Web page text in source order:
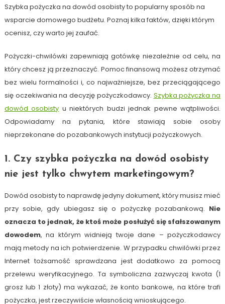
Szybka pożyczka na dowód osobisty to popularny sposób na
wsparcie domowego budżetu. Poznaj kilka faktów, dzięki którym
ocenisz, czy warto jej zaufać.
Pożyczki-chwilówki zapewniają gotówkę niezależnie od celu, na
który chcesz ją przeznaczyć. Pomoc finansową możesz otrzymać
bez wielu formalności i, co najważniejsze, bez przeciągającego
się oczekiwania na decyzję pożyczkodawcy. Szybka pożyczka na
dowód osobisty u niektórych budzi jednak pewne wątpliwości.
Odpowiadamy na pytania, które stawiają sobie osoby
nieprzekonane do pozabankowych instytucji pożyczkowych.
1. Czy szybka pożyczka na dowód osobisty
nie jest tylko chwytem marketingowym?
Dowód osobisty to naprawdę jedyny dokument, który musisz mieć
przy sobie, gdy ubiegasz się o pożyczkę pozabankową. Nie
oznacza to jednak, że ktoś może posłużyć się sfałszowanym
dowodem, na którym widnieją twoje dane – pożyczkodawcy
mają metody na ich potwierdzenie. W przypadku chwilówki przez
Internet tożsamość sprawdzana jest dodatkowo za pomocą
przelewu weryfikacyjnego. Ta symboliczna zazwyczaj kwota (1
grosz lub 1 złoty) ma wykazać, że konto bankowe, na które trafi
pożyczka, jest rzeczywiście własnością wnioskującego.